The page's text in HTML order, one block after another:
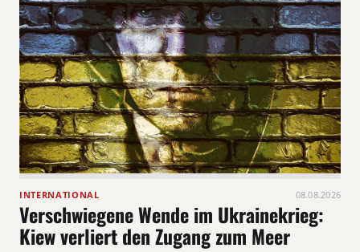
INTERNATIONAL 08.08.2026
Verschwiegene Wende im Ukrainekrieg:
Kiew verliert den Zugang zum Meer